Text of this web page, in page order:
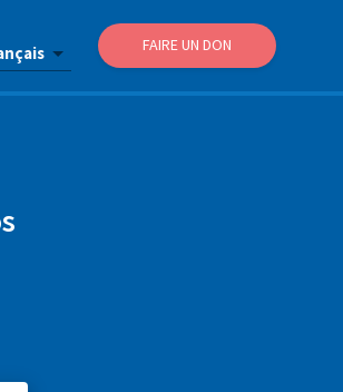
FAIRE UN DON